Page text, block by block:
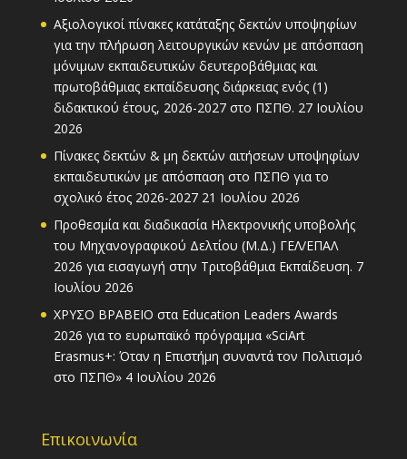
Αξιολογικοί πίνακες κατάταξης δεκτών υποψηφίων
για την πλήρωση λειτουργικών κενών με απόσπαση
μόνιμων εκπαιδευτικών δευτεροβάθμιας και
πρωτοβάθμιας εκπαίδευσης διάρκειας ενός (1)
διδακτικού έτους, 2026-2027 στο ΠΣΠΘ. 27 Ιουλίου
2026
Πίνακες δεκτών & μη δεκτών αιτήσεων υποψηφίων
εκπαιδευτικών με απόσπαση στο ΠΣΠΘ για το
σχολικό έτος 2026-2027 21 Ιουλίου 2026
Προθεσμία και διαδικασία Ηλεκτρονικής υποβολής
του Μηχανογραφικού Δελτίου (Μ.Δ.) ΓΕΛ/ΕΠΑΛ
2026 για εισαγωγή στην Τριτοβάθμια Εκπαίδευση. 7
Ιουλίου 2026
ΧΡΥΣΟ ΒΡΑΒΕΙΟ στα Education Leaders Awards
2026 για το ευρωπαϊκό πρόγραμμα «SciArt
Erasmus+: Όταν η Επιστήμη συναντά τον Πολιτισμό
στο ΠΣΠΘ» 4 Ιουλίου 2026
Επικοινωνία